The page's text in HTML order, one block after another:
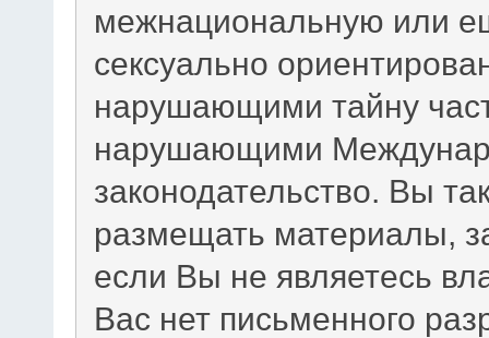
межнациональную или
сексуально
нарушающими тайну
нарушающими
законодательство. Вы
размещать материалы,
если Вы не являетесь
Вас нет письменного